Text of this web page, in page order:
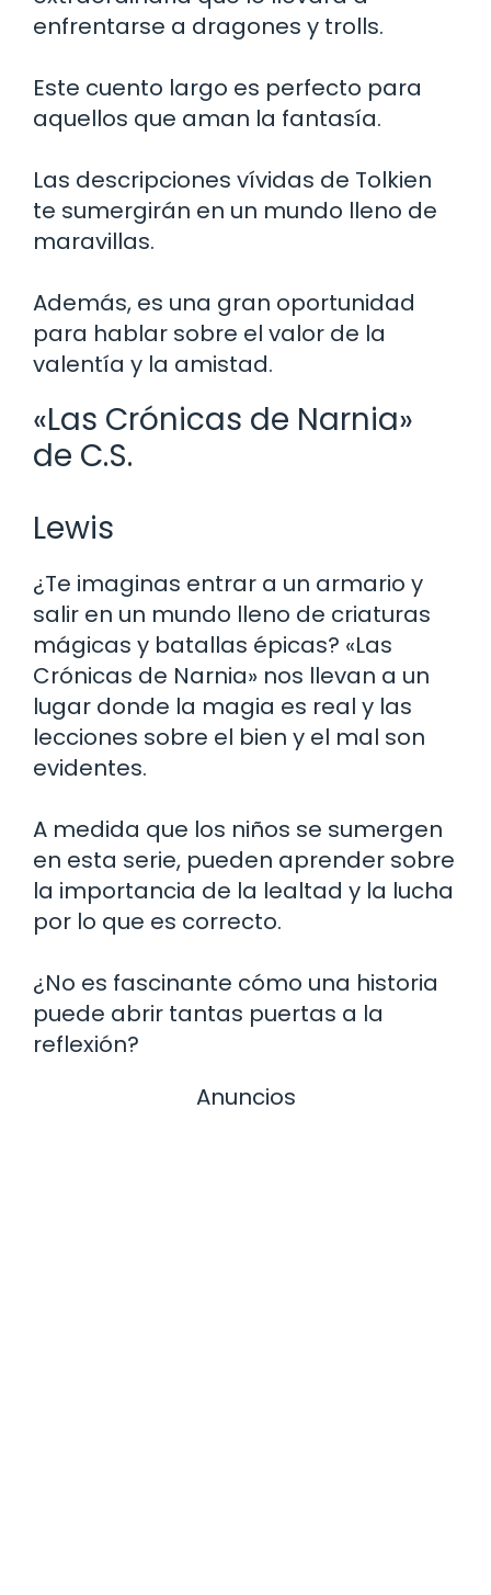
enfrentarse a dragones y trolls.
Este cuento largo es perfecto para
aquellos que aman la fantasía.
Las descripciones vívidas de Tolkien
te sumergirán en un mundo lleno de
maravillas.
Además, es una gran oportunidad
para hablar sobre el valor de la
valentía y la amistad.
«Las Crónicas de Narnia»
de C.S.
Lewis
¿Te imaginas entrar a un armario y
salir en un mundo lleno de criaturas
mágicas y batallas épicas? «Las
Crónicas de Narnia» nos llevan a un
lugar donde la magia es real y las
lecciones sobre el bien y el mal son
evidentes.
A medida que los niños se sumergen
en esta serie, pueden aprender sobre
la importancia de la lealtad y la lucha
por lo que es correcto.
¿No es fascinante cómo una historia
puede abrir tantas puertas a la
reflexión?
Anuncios